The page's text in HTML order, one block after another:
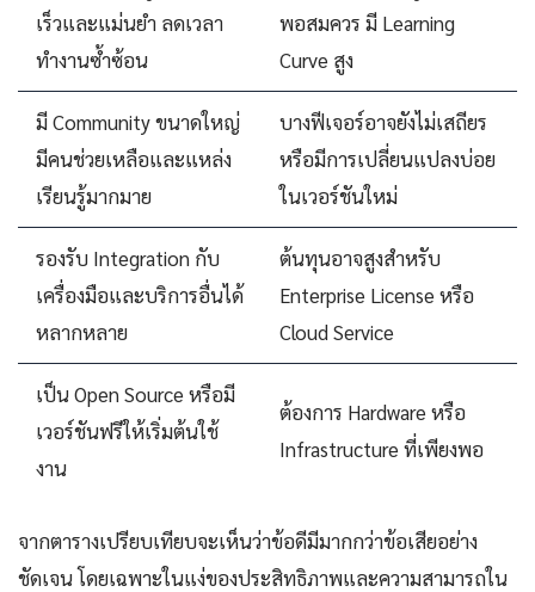
เร็วและแม่นยำ ลดเวลา
ทำงานซ้ำซ้อน
พอสมควร มี Learning
Curve สูง
มี Community ขนาดใหญ่
มีคนช่วยเหลือและแหล่ง
เรียนรู้มากมาย
บางฟีเจอร์อาจยังไม่เสถียร
หรือมีการเปลี่ยนแปลงบ่อย
ในเวอร์ชันใหม่
รองรับ Integration กับ
เครื่องมือและบริการอื่นได้
หลากหลาย
ต้นทุนอาจสูงสำหรับ
Enterprise License หรือ
Cloud Service
เป็น Open Source หรือมี
เวอร์ชันฟรีให้เริ่มต้นใช้
งาน
ต้องการ Hardware หรือ
Infrastructure ที่เพียงพอ
จากตารางเปรียบเทียบจะเห็นว่าข้อดีมีมากกว่าข้อเสียอย่าง
ชัดเจน โดยเฉพาะในแง่ของประสิทธิภาพและความสามารถใน